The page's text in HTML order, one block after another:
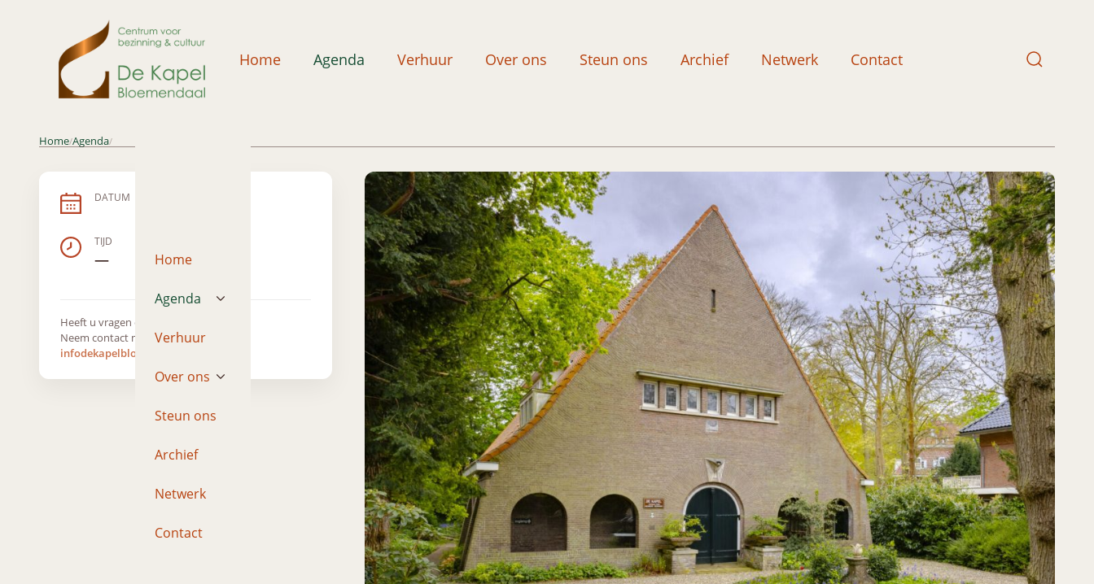
Home Agenda Verhuur Over ons Steun ons Archief Netwerk Contact
Home
Agenda
Verhuur
Over ons
Steun ons
Archief
Netwerk
Contact
Home/Agenda/
DATUM
TIJD
—
Heeft u vragen over dit evenement?
Neem contact met ons op via
infodekapelbloemendaal@gmail.com